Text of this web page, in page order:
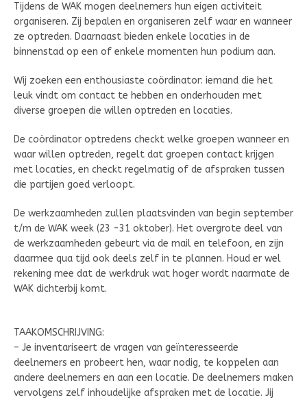
Tijdens de WAK mogen deelnemers hun eigen activiteit
organiseren. Zij bepalen en organiseren zelf waar en wanneer
ze optreden. Daarnaast bieden enkele locaties in de
binnenstad op een of enkele momenten hun podium aan.
Wij zoeken een enthousiaste coördinator: iemand die het
leuk vindt om contact te hebben en onderhouden met
diverse groepen die willen optreden en locaties.
De coördinator optredens checkt welke groepen wanneer en
waar willen optreden, regelt dat groepen contact krijgen
met locaties, en checkt regelmatig of de afspraken tussen
die partijen goed verloopt.
De werkzaamheden zullen plaatsvinden van begin september
t/m de WAK week (23 -31 oktober). Het overgrote deel van
de werkzaamheden gebeurt via de mail en telefoon, en zijn
daarmee qua tijd ook deels zelf in te plannen. Houd er wel
rekening mee dat de werkdruk wat hoger wordt naarmate de
WAK dichterbij komt.
TAAKOMSCHRIJVING:
– Je inventariseert de vragen van geïnteresseerde
deelnemers en probeert hen, waar nodig, te koppelen aan
andere deelnemers en aan een locatie. De deelnemers maken
vervolgens zelf inhoudelijke afspraken met de locatie. Jij